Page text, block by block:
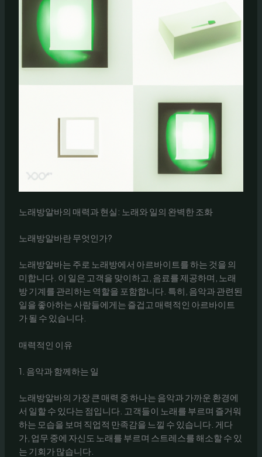
노래방알바의 매력과 현실: 노래와 일의 완벽한 조화
노래방알바란 무엇인가?
노래방알바는 주로 노래방에서 아르바이트를 하는 것을 의
미합니다. 이 일은 고객을 맞이하고, 음료를 제공하며, 노래
방 기계를 관리하는 역할을 포함합니다. 특히, 음악과 관련된
일을 좋아하는 사람들에게는 즐겁고 매력적인 아르바이트
가 될 수 있습니다.
매력적인 이유
1. 음악과 함께하는 일
노래방알바의 가장 큰 매력 중 하나는 음악과 가까운 환경에
서 일할 수 있다는 점입니다. 고객들이 노래를 부르며 즐거워
하는 모습을 보며 직업적 만족감을 느낄 수 있습니다. 게다
가, 업무 중에 자신도 노래를 부르며 스트레스를 해소할 수 있
는 기회가 많습니다.